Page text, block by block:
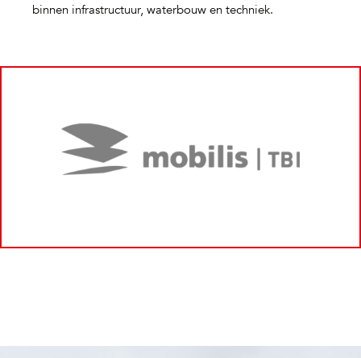
binnen infrastructuur, waterbouw en techniek.